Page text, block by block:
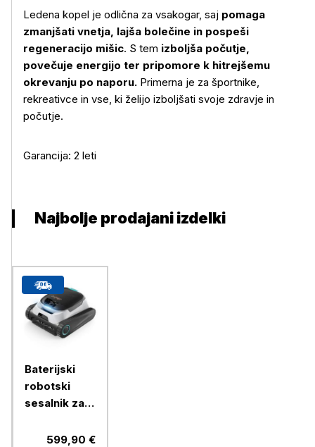
Ledena kopel je odlična za vsakogar, saj pomaga
zmanjšati vnetja, lajša bolečine in pospeši
regeneracijo mišic. S tem izboljša počutje,
povečuje energijo ter pripomore k hitrejšemu
okrevanju po naporu. Primerna je za športnike,
rekreativce in vse, ki želijo izboljšati svoje zdravje in
počutje.
Garancija: 2 leti
Najbolje prodajani izdelki
Baterijski
robotski
sesalnik za
Scuba N1
599,90 €